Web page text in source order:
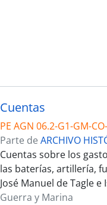
Cuentas
PE AGN 06.2-G1-GM-
Parte de ARCHIVO
Cuentas sobre los
las baterías, artillería,
José Manuel de Tagle
Guerra y Marina